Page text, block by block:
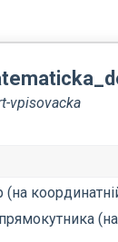
vpisovacka